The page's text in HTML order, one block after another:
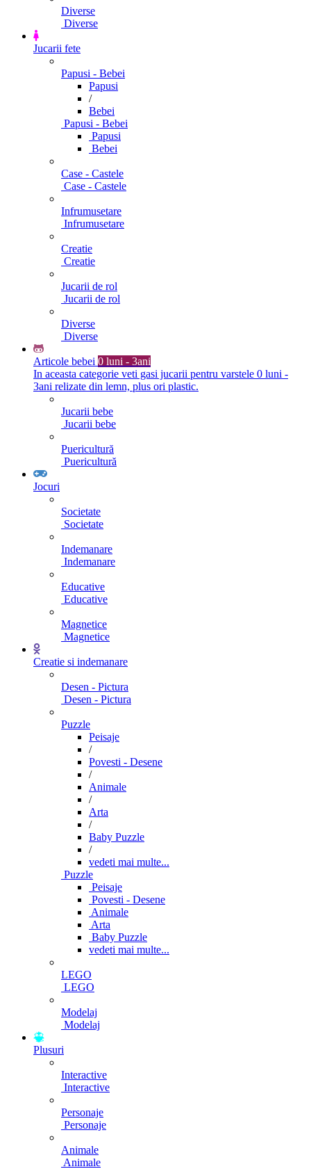
Diverse
Diverse
Jucarii fete
Papusi - Bebei
Papusi
/
Bebei
Papusi - Bebei
Papusi
Bebei
Case - Castele
Case - Castele
Infrumusetare
Infrumusetare
Creatie
Creatie
Jucarii de rol
Jucarii de rol
Diverse
Diverse
Articole bebei 0 luni - 3ani
In aceasta categorie veti gasi jucarii pentru varstele 0 luni -
3ani relizate din lemn, plus ori plastic.
Jucarii bebe
Jucarii bebe
Puericultură
Puericultură
Jocuri
Societate
Societate
Indemanare
Indemanare
Educative
Educative
Magnetice
Magnetice
Creatie si indemanare
Desen - Pictura
Desen - Pictura
Puzzle
Peisaje
/
Povesti - Desene
/
Animale
/
Arta
/
Baby Puzzle
/
vedeti mai multe...
Puzzle
Peisaje
Povesti - Desene
Animale
Arta
Baby Puzzle
vedeti mai multe...
LEGO
LEGO
Modelaj
Modelaj
Plusuri
Interactive
Interactive
Personaje
Personaje
Animale
Animale